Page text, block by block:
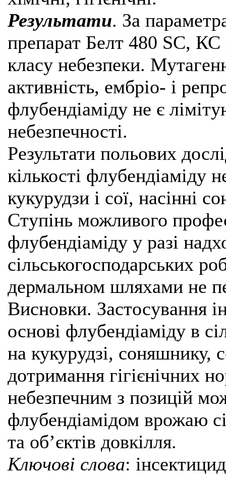
Результати. За
препарат Белт 480 SC, КС
класу небезпеки.
активність, ембріо- і
флубендіаміду не є
небезпечності.
Результати польових
кількості флубендіаміду
кукурудзи і сої, насінні
Ступінь можливого
флубендіаміду у разі
сільськогосподарських
дермальном шляхами не
Висновки. Застосування
основі флубендіаміду в
на кукурудзі, соняшнику,
дотримання гігієнічних
небезпечним з позицій
флубендіамідом врожаю
та об’єктів довкілля.
Ключові слова: